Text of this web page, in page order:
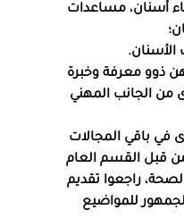
أسنان، مساعدات
ذوو معرفة وخبرة
من الجانب المهني
في باقي المجالات
من قبل القسم العام
راجعوا تقديم
للمواضيع